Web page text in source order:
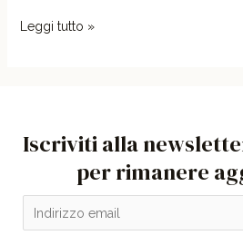
Leggi tutto »
Iscriviti alla
per rimanere
m